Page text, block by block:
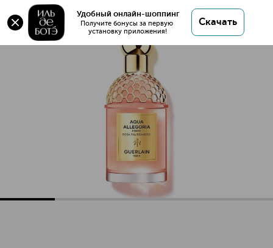
Удобный онлайн-шоппинг
Получите бонусы за первую
установку приложения!
Скачать
Aqua Allegoria Forte Rosa Palissandro Парфюмерная вода